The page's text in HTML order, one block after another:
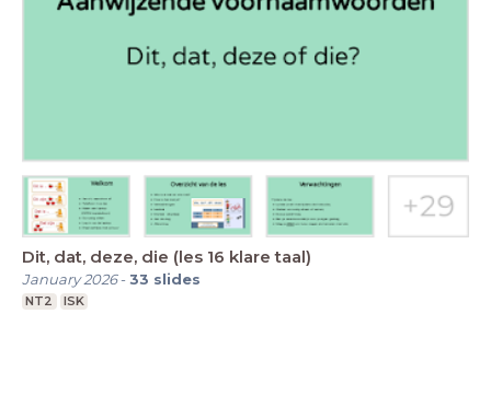
Dit, dat, deze, die (les 16 klare taal)
January 2026-33 slides
NT2 ISK